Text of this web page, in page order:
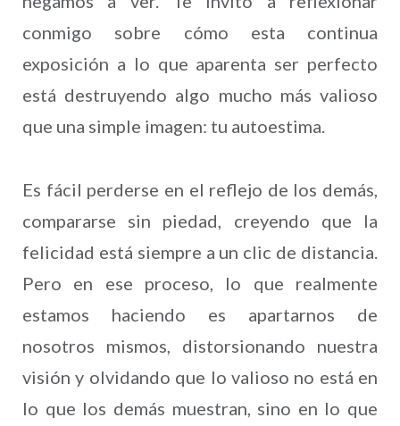
conmigo sobre cómo esta continua
exposición a lo que aparenta ser perfecto
está destruyendo algo mucho más valioso
que una simple imagen: tu autoestima.
Es fácil perderse en el reflejo de los demás,
compararse sin piedad, creyendo que la
felicidad está siempre a un clic de distancia.
Pero en ese proceso, lo que realmente
estamos haciendo es apartarnos de
nosotros mismos, distorsionando nuestra
visión y olvidando que lo valioso no está en
lo que los demás muestran, sino en lo que